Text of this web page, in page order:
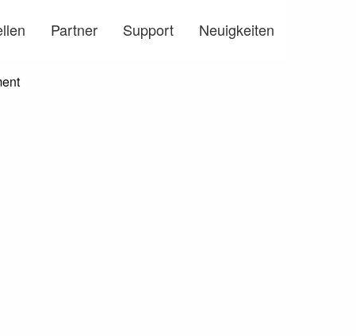
Partner Support Neuigkeiten